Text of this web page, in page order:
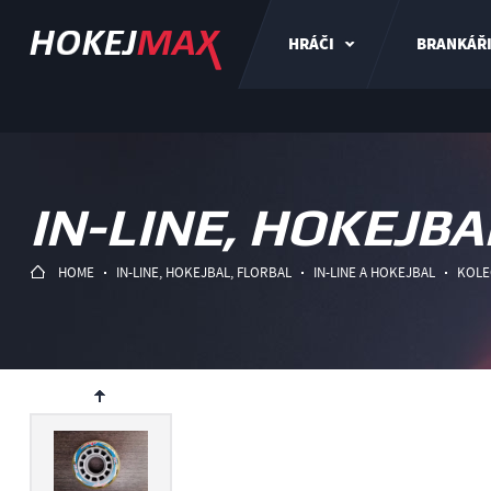
HRÁČI
IN-LINE,
HOME IN-LINE, HOKEJBAL, FLORBAL IN-LINE A HOKEJBAL